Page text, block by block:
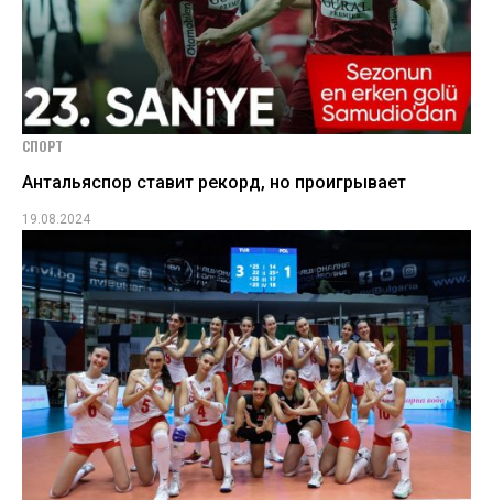
СПОРТ
Антальяспор ставит рекорд, но проигрывает
19.08.2024